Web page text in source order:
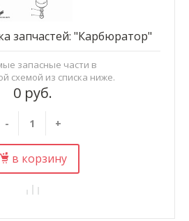
0 руб.
- +
в корзину
запчастей: "Карбюратор"
запасные части в
схемой из списка ниже.